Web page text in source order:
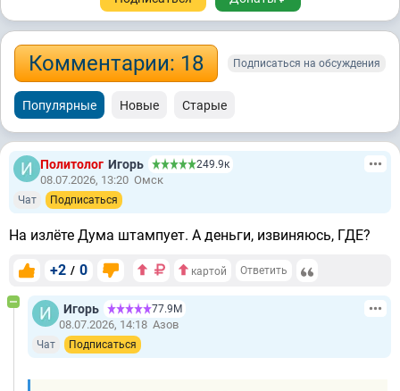
Комментарии: 18 Подписаться на обсуждения
Популярные Новые Старые
Политолог Игорь 249.9к
08.07.2026, 13:20 Омск
Чат Подписаться
На излёте Дума штампует. А деньги, извиняюсь, ГДЕ?
+2 / 0 картой Ответить
Игорь 77.9М
08.07.2026, 14:18 Азов
Чат Подписаться